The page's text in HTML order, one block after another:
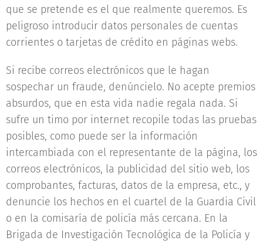
que se pretende es el que realmente queremos. Es
peligroso introducir datos personales de cuentas
corrientes o tarjetas de crédito en páginas webs.
Si recibe correos electrónicos que le hagan
sospechar un fraude, denúncielo. No acepte premios
absurdos, que en esta vida nadie regala nada. Si
sufre un timo por internet recopile todas las pruebas
posibles, como puede ser la información
intercambiada con el representante de la página, los
correos electrónicos, la publicidad del sitio web, los
comprobantes, facturas, datos de la empresa, etc., y
denuncie los hechos en el cuartel de la Guardia Civil
o en la comisaría de policía más cercana. En la
Brigada de Investigación Tecnológica de la Policía y